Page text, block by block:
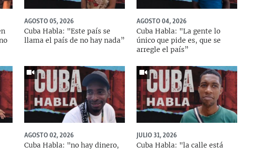
AGOSTO 05, 2026
Cuba Habla: "Este país se
llama el país de no hay nada”
AGOSTO 04, 2026
Cuba Habla: "La gente lo
único que pide es, que se
arregle el país”
AGOSTO 02, 2026
Cuba Habla: "no hay dinero,
JULIO 31, 2026
Cuba Habla: "la calle está